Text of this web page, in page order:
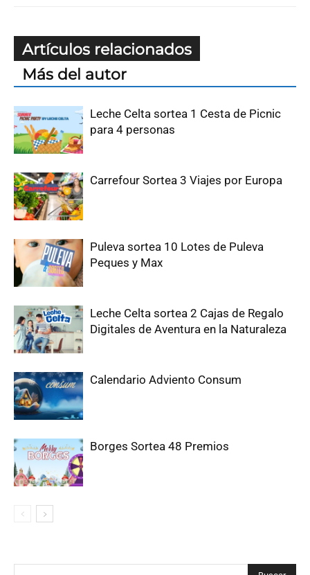
Artículos relacionados
Más del autor
Leche Celta sortea 1 Cesta de Picnic
para 4 personas
Carrefour Sortea 3 Viajes por Europa
Puleva sortea 10 Lotes de Puleva
Peques y Max
Leche Celta sortea 2 Cajas de Regalo
Digitales de Aventura en la Naturaleza
Calendario Adviento Consum
Borges Sortea 48 Premios